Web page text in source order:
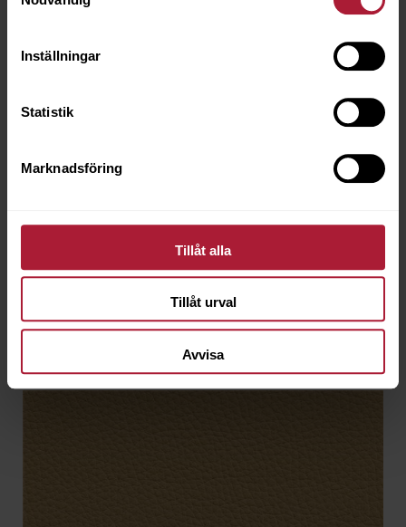
Inställningar
Statistik
Marknadsföring
Tillåt alla
Tillåt urval
Avvisa
ATC-7618
Beställningsvara